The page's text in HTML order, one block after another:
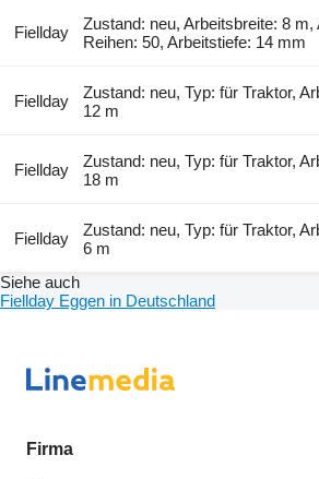
Fiellday
Zustand: neu, Arbeitsbreite: 8 m,
Reihen: 50, Arbeitstiefe: 14 mm
Fiellday
Zustand: neu, Typ: für Traktor,
12 m
Fiellday
Zustand: neu, Typ: für Traktor,
18 m
Fiellday
Zustand: neu, Typ: für Traktor,
6 m
Siehe auch
Fiellday Eggen in Deutschland
Firma